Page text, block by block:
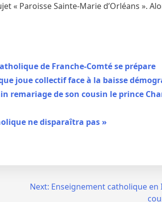
« Paroisse Sainte-Marie d’Orléans ».
de Franche-Comté se prépare
joue collectif face à la baisse
remariage de son cousin le prince
ne disparaîtra pas »
Next: Enseignement catholique en